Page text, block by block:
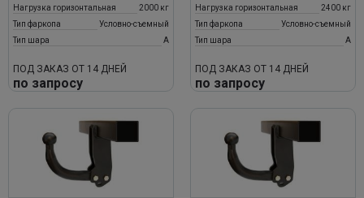
Нагрузка горизонтальная
2000 кг
Тип фаркопа
Условно-съемный
Тип шара
A
ПОД ЗАКАЗ ОТ 14 ДНЕЙ
по запросу
Нагрузка горизонтальная
2400 кг
Тип фаркопа
Условно-съемный
Тип шара
A
ПОД ЗАКАЗ ОТ 14 ДНЕЙ
по запросу